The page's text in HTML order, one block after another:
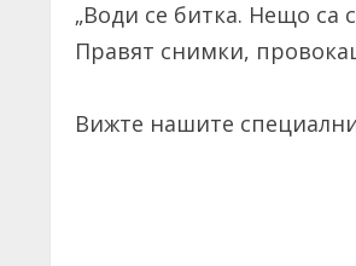
„Води се битка. Нещо са
Правят снимки,
Вижте нашите